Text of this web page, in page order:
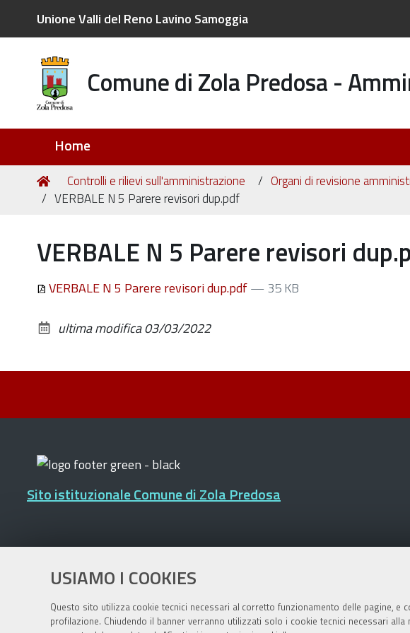
USIAMO I COOKIES
Questo sito utilizza cookie tecnici necessari al corretto funzionamento delle pagine, e
profilazione. Chiudendo il banner verranno utilizzati solo i cookie tecnici necessari
Unione Valli del Reno Lavino Samoggia
Comune di Zola Predosa -
Home
Tu
sei
Home
Controlli e rilievi sull'amministrazione Organi di revisione
VERBALE N 5 Parere revisori dup.pdf
VERBALE N 5 Parere revisori
VERBALE N 5 Parere revisori dup.pdf— 35 KB
ultima modifica03/03/2022
Sito istituzionale Comune di Zola Predosa